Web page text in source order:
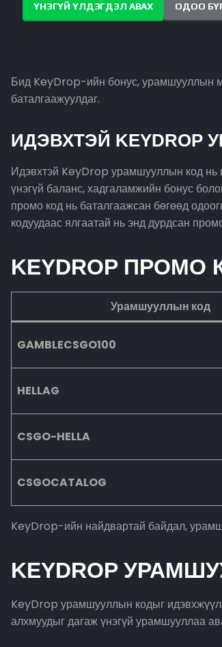
ҮНЭГҮЙ ҮЛДЭГДЭЛ АВАХ ОДОО
Бид KeyDrop-ийн бонус, урамшууллын
баталгаажуулдаг.
ИДЭВХТЭЙ
Идэвхтэй KeyDrop урамшууллын код нь
үнэгүй баланс, хадгаламжийн бонус
промо код нь баталгаажсан бөгөөд
кодуудаас ялгаатай нь энд дурдсан
KEYDROP
Урамшууллын код
GAMBLECSGO100
HELLAG
CSGO-HELLA
CSGOCATALOG
KeyDrop-ийн найдвартай байдал,
KEYDROP
KeyDrop урамшууллын кодыг
алхмуудыг дагаж үнэгүй урамшууллаа